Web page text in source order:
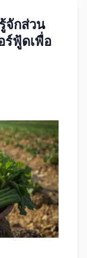
เสียที่ต้องรู้
ผักสด ด้าน
จักส่วน
ร์ฟู้ดเพื่อ